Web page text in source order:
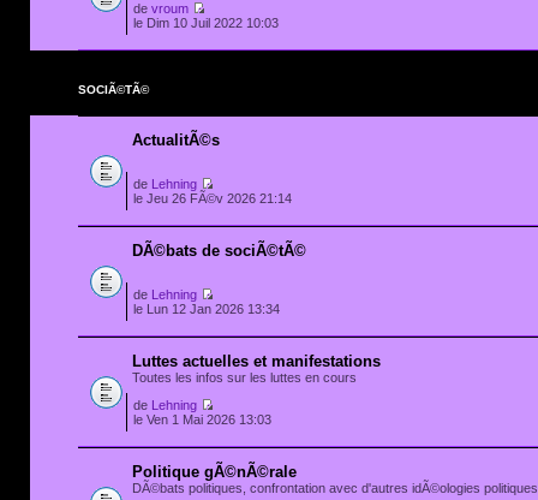
de vroum
le Dim 10 Juil 2022 10:03
SOCIÃ©TÃ©
ActualitÃ©s
de
Lehning
le Jeu 26 FÃ©v 2026 21:14
DÃ©bats de sociÃ©tÃ©
de
Lehning
le Lun 12 Jan 2026 13:34
Luttes actuelles et manifestations
Toutes les infos sur les luttes en cours
de
Lehning
le Ven 1 Mai 2026 13:03
Politique gÃ©nÃ©rale
DÃ©bats politiques, confrontation avec d'autres idÃ©ologies